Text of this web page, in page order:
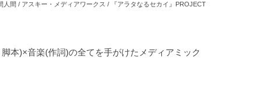
人間 / アスキー・メディアワークス / 『アラタなるセカイ』PROJECT
本)×音楽(作詞)の全てを手がけたメディアミック